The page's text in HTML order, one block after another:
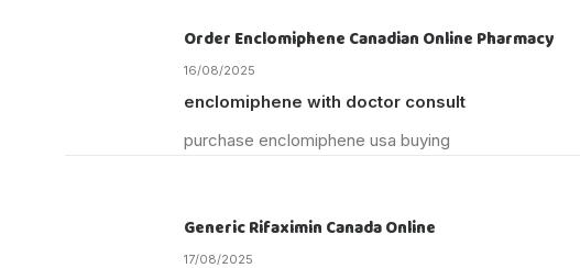
Order Enclomiphene Canadian Online Pharmacy
16/08/2025
enclomiphene with doctor consult
purchase enclomiphene usa buying
Generic Rifaximin Canada Online
17/08/2025